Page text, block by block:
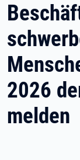
2026
melden